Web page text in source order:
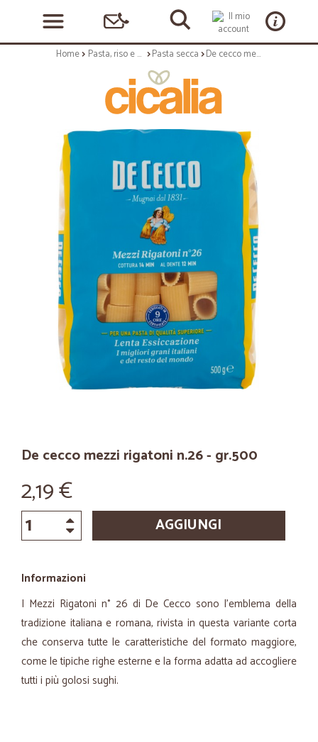
Home Pasta, riso e cerali Pasta secca De cecco mezzi rigatoni n.26 - gr.500
De cecco mezzi rigatoni n.26 - gr.500
2,19 €
AGGIUNGI
Informazioni
I Mezzi Rigatoni n° 26 di De Cecco sono l'emblema della
tradizione italiana e romana, rivista in questa variante corta
che conserva tutte le caratteristiche del formato maggiore,
come le tipiche righe esterne e la forma adatta ad accogliere
tutti i più golosi sughi.